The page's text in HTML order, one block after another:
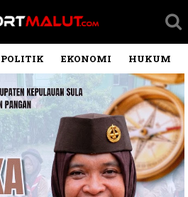
POLITIK EKONOMI HUKUM